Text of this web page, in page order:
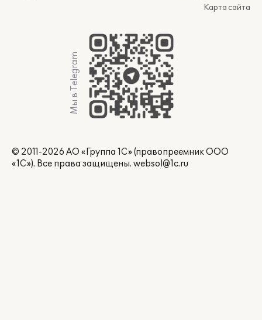
Карта сайта
Мы в Telegram
© 2011-2026 АО «Группа 1С» (правопреемник ООО
«1С»). Все права защищены. websol@1c.ru